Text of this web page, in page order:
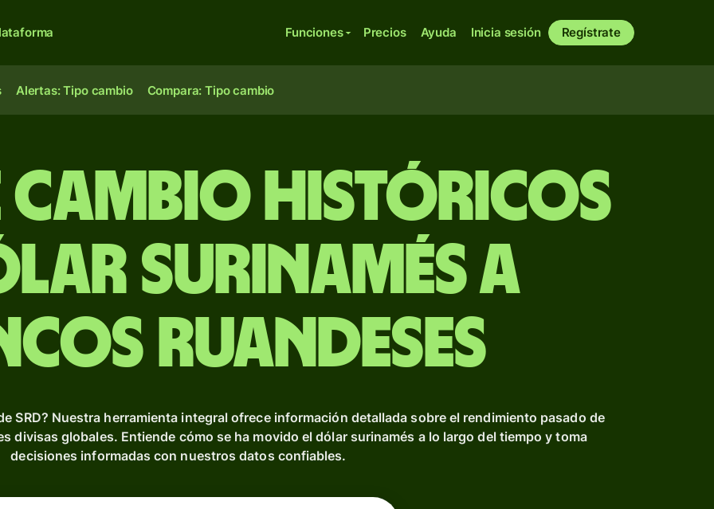
Funciones Precios Ayuda Inicia sesión Regístrate
Alertas: Tipo cambio Compara: Tipo cambio
Cambio Históricos
surinamés a
ruandeses
SRD? Nuestra herramienta integral ofrece información detallada sobre el rendimiento pasado de
divisas globales. Entiende cómo se ha movido el dólar surinamés a lo largo del tiempo y toma
decisiones informadas con nuestros datos confiables.